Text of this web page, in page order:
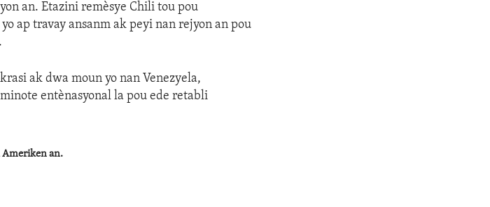
an. Etazini remèsye Chili tou pou
ap travay ansanm ak peyi nan rejyon an pou
ak dwa moun yo nan Venezyela,
entènasyonal la pou ede retabli
Ameriken an.